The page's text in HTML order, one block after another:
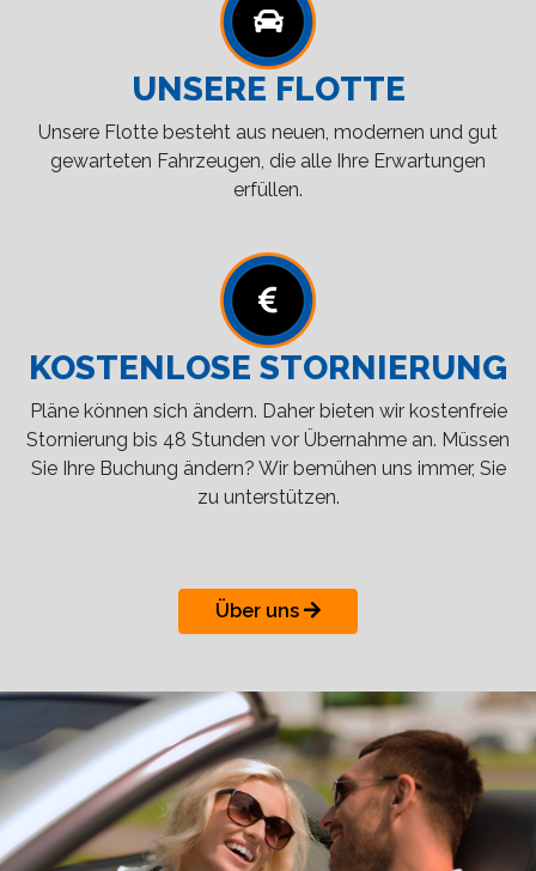
UNSERE FLOTTE
Unsere Flotte besteht aus neuen, modernen und gut
gewarteten Fahrzeugen, die alle Ihre Erwartungen
erfüllen.
KOSTENLOSE STORNIERUNG
Pläne können sich ändern. Daher bieten wir kostenfreie
Stornierung bis 48 Stunden vor Übernahme an. Müssen
Sie Ihre Buchung ändern? Wir bemühen uns immer, Sie
zu unterstützen.
Über uns